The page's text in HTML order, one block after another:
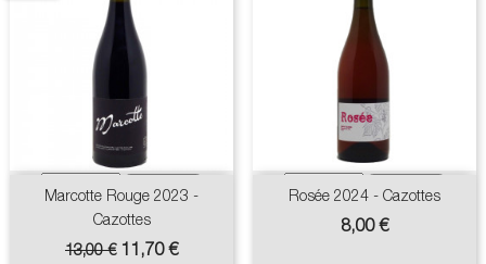
Marcotte Rouge 2023 -
Cazottes
Prix
13,00 € Prix
11,70 €
Rosée 2024 - Cazottes
Prix
8,00 €